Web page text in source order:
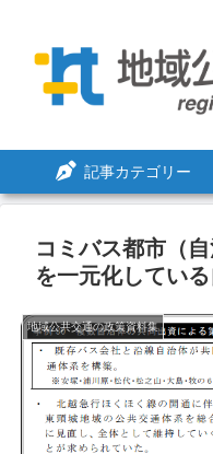
記事カテゴリー
コミバス都市（
を一元化してい
地域公共交通の政策資料集